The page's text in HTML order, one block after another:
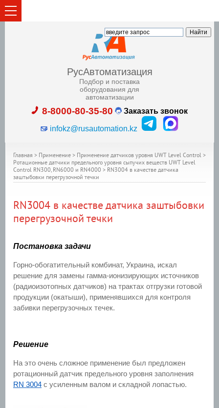
РусАвтоматизация
Подбор и поставка
оборудования для
автоматизации
8-8000-80-35-80 Заказать звонок
infokz@rusautomation.kz
Главная > Применение > Применение датчиков уровня UWT Level Control >
Ротационные датчики предельного уровня сыпучих веществ UWT Level
Control RN300, RN6000 и RN4000 > RN3004 в качестве датчика
заштыбовки перегрузочной течки
RN3004 в качестве датчика заштыбовки
перегрузочной течки
Постановка задачи
Горно-обогатительный комбинат, Украина, искал
решение для замены гамма-ионизирующих источников
(радиоизотопных датчиков) на трактах отгрузки готовой
продукции (окатыши), применявшихся для контроля
забивки перегрузочных течек.
Решение
На это очень сложное применение был предложен
ротационный датчик предельного уровня заполнения
RN 3004 с усиленным валом и складной лопастью.